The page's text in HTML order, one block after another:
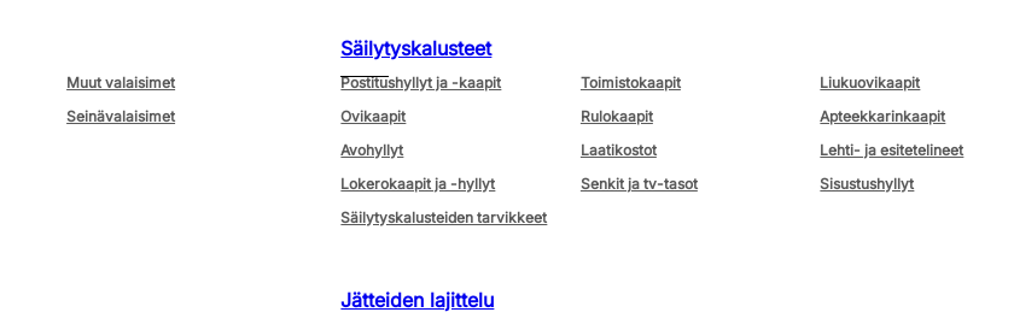
Muut valaisimet
Seinävalaisimet
Säilytyskalusteet
Postitushyllyt ja -kaapit Toimistokaapit
Liukuovikaapit
Ovikaapit
Rulokaapit
Apteekkarinkaapit
Avohyllyt
Laatikostot
Lehti- ja esitetelineet
Lokerokaapit ja -hyllyt
Senkit ja tv-tasot
Sisustushyllyt
Säilytyskalusteiden tarvikkeet
Jätteiden lajittelu